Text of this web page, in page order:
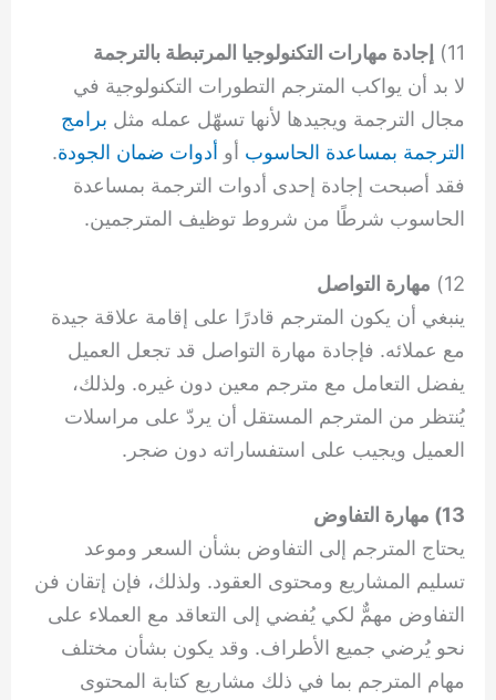
11)
إجادة مهارات التكنولوجيا المرتبطة بالترجمة
لا بد أن يواكب المترجم التطورات التكنولوجية في
مجال الترجمة ويجيدها لأنها تسهّل عمله مثل برامج
الترجمة بمساعدة الحاسوب أو أدوات ضمان الجودة.
فقد أصبحت إجادة إحدى أدوات الترجمة بمساعدة
الحاسوب شرطًا من شروط توظيف المترجمين.
12)
مهارة التواصل
ينبغي أن يكون المترجم قادرًا على إقامة علاقة جيدة
مع عملائه. فإجادة مهارة التواصل قد تجعل العميل
يفضل التعامل مع مترجم معين دون غيره. ولذلك،
يُنتظر من المترجم المستقل أن يردّ على مراسلات
العميل ويجيب على استفساراته دون ضجر.
13) مهارة التفاوض
يحتاج المترجم إلى التفاوض بشأن السعر وموعد
تسليم المشاريع ومحتوى العقود. ولذلك، فإن إتقان فن
التفاوض مهمٌّ لكي يُفضي إلى التعاقد مع العملاء على
نحو يُرضي جميع الأطراف. وقد يكون بشأن مختلف
مهام المترجم بما في ذلك مشاريع كتابة المحتوى